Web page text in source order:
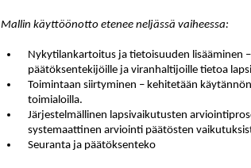
Mallin käyttöönotto etenee neljässä vaiheessa:
Nykytilankartoitus ja tietoisuuden lisääminen
päätöksentekijöille ja viranhaltijoille tietoa
Toimintaan siirtyminen – kehitetään
toimialoilla.
Järjestelmällinen lapsivaikutusten
systemaattinen arviointi päätösten
Seuranta ja päätöksenteko